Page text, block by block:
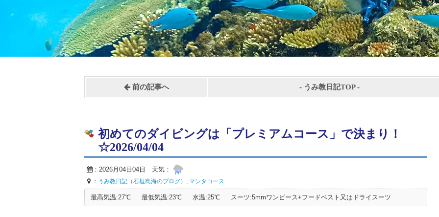
前の記事へ - うみ教日記TOP-
初めてのダイビングは「プレミアムコース」で決まり！
☆2026/04/04
：2026月04日04日 天気：
： うみ教日記（石垣島海のブログ） , マンタコース
最高気温:27℃ 最低気温:23℃ 水温:25℃ スーツ:5mmワンピース+フードベスト又はドライスーツ